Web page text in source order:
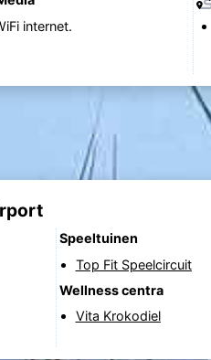
internet.
Speeltuinen
Top Fit Speelcircuit
Wellness centra
Vita Krokodiel